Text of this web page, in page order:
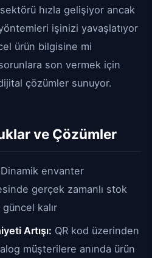
hızla gelişiyor ancak
işinizi yavaşlatıyor
ürün bilgisine mi
son vermek için
çözümler sunuyor.
ve Çözümler
Dinamik envanter
gerçek zamanlı stok
kalır
Artışı: QR kod üzerinden
müşterilere anında ürün